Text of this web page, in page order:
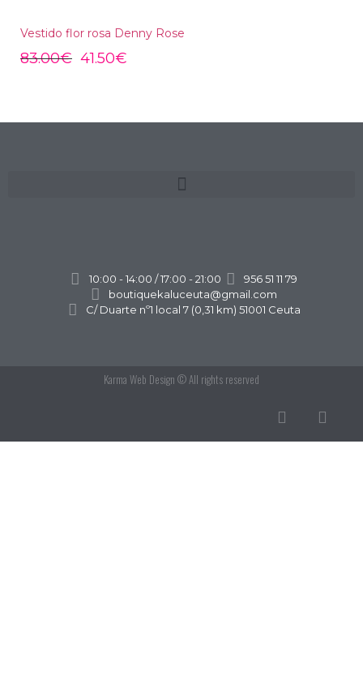
Vestido flor rosa Denny Rose
83.00€ 41.50€
10:00 - 14:00 / 17:00 - 21:00
956 51 11 79
boutiquekaluceuta@gmail.com
C/ Duarte nº1 local 7 (0,31 km) 51001 Ceuta
Karma Web Design © All rights reserved